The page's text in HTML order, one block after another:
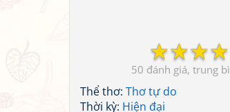
☆
☆
☆
☆
50
Thể thơ: Thơ tự do
Thời kỳ: Hiện đại